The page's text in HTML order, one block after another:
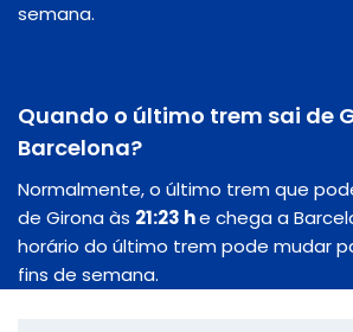
semana.
Quando o último trem sai de
Barcelona?
Normalmente, o último trem que
de Girona às 21:23 he chega a
horário do último trem pode mudar
fins de semana.